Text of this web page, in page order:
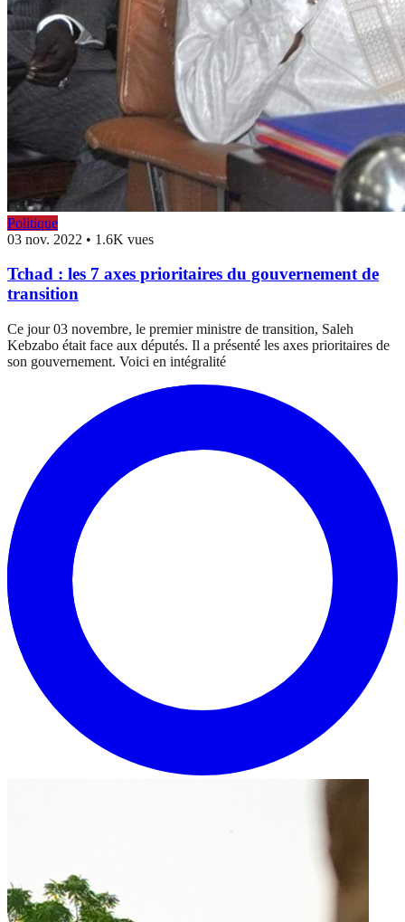
Politique
03 nov. 2022 • 1.6K vues
Tchad : les 7 axes prioritaires du gouvernement de
transition
Ce jour 03 novembre, le premier ministre de transition, Saleh
Kebzabo était face aux députés. Il a présenté les axes prioritaires de
son gouvernement. Voici en intégralité